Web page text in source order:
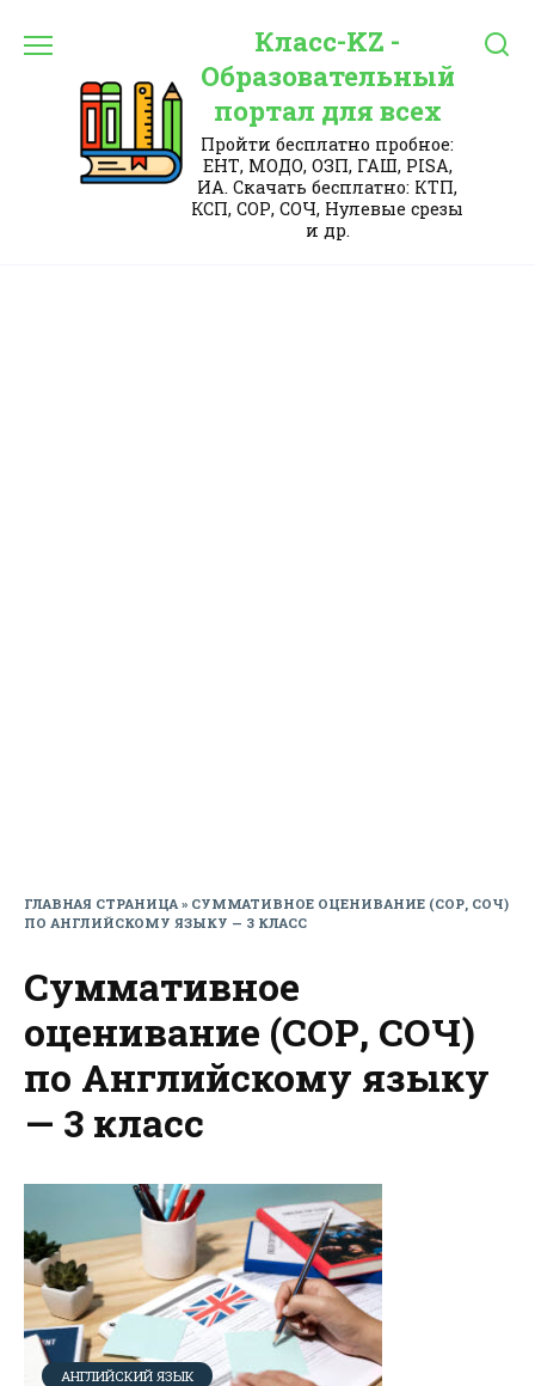
Класс-KZ -
Образовательный
портал для всех
Пройти бесплатно пробное:
ЕНТ, МОДО, ОЗП, ГАШ, PISA,
ИА. Скачать бесплатно: КТП,
КСП, СОР, СОЧ, Нулевые срезы
и др.
ГЛАВНАЯ СТРАНИЦА» СУММАТИВНОЕ ОЦЕНИВАНИЕ (СОР, СОЧ)
ПО АНГЛИЙСКОМУ ЯЗЫКУ — 3 КЛАСС
Суммативное
оценивание (СОР, СОЧ)
по Английскому языку
— 3 класс
АНГЛИЙСКИЙ ЯЗЫК